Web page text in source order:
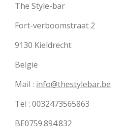
The Style-bar
Fort-verboomstraat 2
9130 Kieldrecht
België
Mail : info@thestylebar.be
Tel : 0032473565863
BE0759.894.832